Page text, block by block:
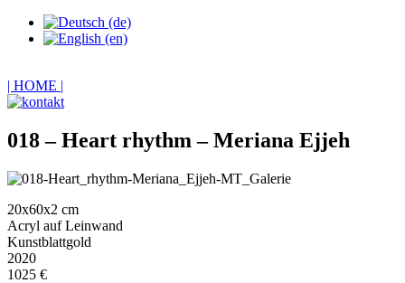
| HOME |
018 – Heart rhythm – Meriana Ejjeh
20x60x2 cm
Acryl auf Leinwand
Kunstblattgold
2020
1025 €